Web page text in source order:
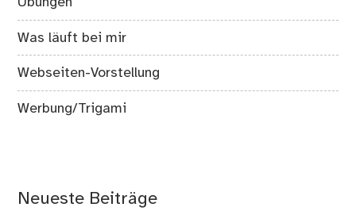
Was läuft bei mir
Webseiten-Vorstellung
Werbung/Trigami
Neueste Beiträge